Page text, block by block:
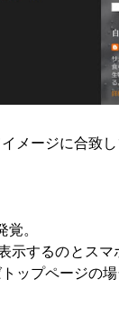
メージに合致し
。
するのとスマ
ップページの場